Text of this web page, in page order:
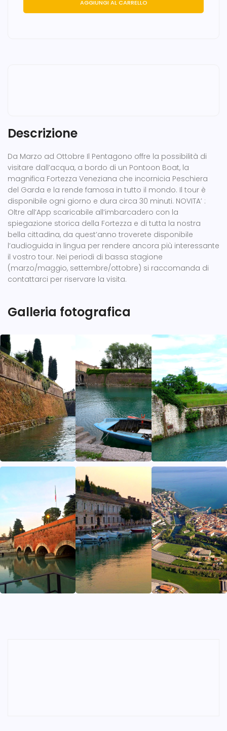
Descrizione
Da Marzo ad Ottobre Il Pentagono offre la possibilità di
visitare dall’acqua, a bordo di un Pontoon Boat, la
magnifica Fortezza Veneziana che incornicia Peschiera
del Garda e la rende famosa in tutto il mondo. Il tour è
disponibile ogni giorno e dura circa 30 minuti. NOVITA’ :
Oltre all’App scaricabile all’imbarcadero con la
spiegazione storica della Fortezza e di tutta la nostra
bella cittadina, da quest’anno troverete disponibile
l’audioguida in lingua per rendere ancora più interessante
il vostro tour. Nei periodi di bassa stagione
(marzo/maggio, settembre/ottobre) si raccomanda di
contattarci per riservare la visita.
Galleria fotografica